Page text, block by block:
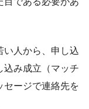
い人から、申し込
込み成立（マッチ
セージで連絡先を